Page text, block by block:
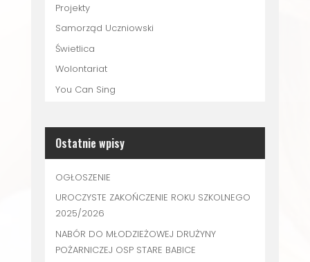
Projekty
Samorząd Uczniowski
Świetlica
Wolontariat
You Can Sing
Ostatnie wpisy
OGŁOSZENIE
UROCZYSTE ZAKOŃCZENIE ROKU SZKOLNEGO
2025/2026
NABÓR DO MŁODZIEŻOWEJ DRUŻYNY
POŻARNICZEJ OSP STARE BABICE